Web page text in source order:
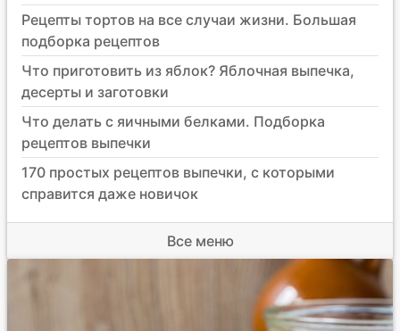
Рецепты тортов на все случаи жизни. Большая
подборка рецептов
Что приготовить из яблок? Яблочная выпечка,
десерты и заготовки
Что делать с яичными белками. Подборка
рецептов выпечки
170 простых рецептов выпечки, с которыми
справится даже новичок
Все меню